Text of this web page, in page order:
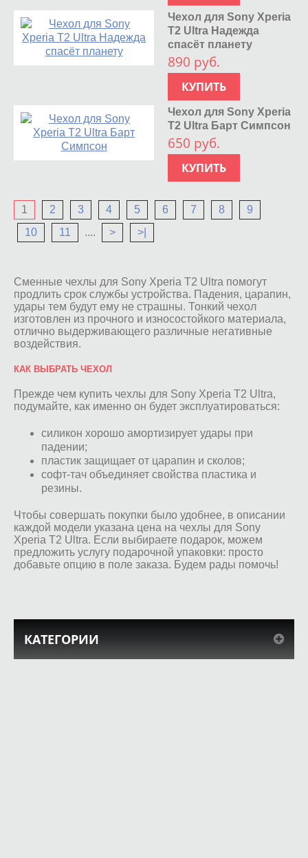
Чехол для Sony Xperia
T2 Ultra Надежда
спасёт планету
890 руб.
КУПИТЬ
Чехол для Sony Xperia
T2 Ultra Барт Симпсон
650 руб.
КУПИТЬ
1 2 3 4 5 6 7 8
9
10
11 .... > >|
Сменные чехлы для Sony Xperia T2 Ultra помогут
продлить срок службы устройства. Падения, царапин,
удары тем будут ему не страшны. Тонкий чехол
изготовлен из прочного и износостойкого материала,
отлично выдерживающего различные негативные
воздействия.
КАК ВЫБРАТЬ ЧЕХОЛ
Прежде чем купить чехлы для Sony Xperia T2 Ultra,
подумайте, как именно он будет эксплуатироваться:
силикон хорошо амортизирует удары при
падении;
пластик защищает от царапин и сколов;
софт-тач объединяет свойства пластика и
резины.
Чтобы совершать покупки было удобнее, в описании
каждой модели указана цена на чехлы для Sony
Xperia T2 Ultra. Если выбираете подарок, можем
предложить услугу подарочной упаковки: просто
добавьте опцию в поле заказа. Будем рады помочь!
КАТЕГОРИИ